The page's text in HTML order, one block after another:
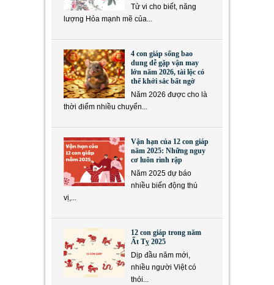
Tử vi cho biết, năng
lượng Hỏa mạnh mẽ của...
4 con giáp sống bao
dung dễ gặp vận may
lớn năm 2026, tài lộc có
thể khởi sắc bất ngờ
Năm 2026 được cho là
thời điểm nhiều chuyển...
Vận hạn của 12 con giáp
năm 2025: Những nguy
cơ luôn rình rập
Năm 2025 dự báo
nhiều biến động thú
vị,...
12 con giáp trong năm
Ất Tỵ 2025
Dịp đầu năm mới,
nhiều người Việt có
thói...